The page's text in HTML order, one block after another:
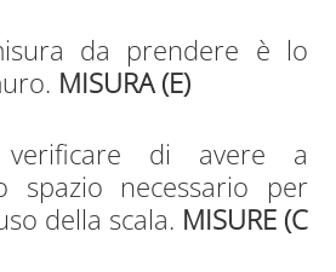
da prendere è lo
MISURA (E)
di avere a
spazio necessario per
della scala. MISURE (C